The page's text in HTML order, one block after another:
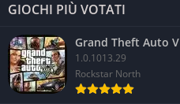
GIOCHI PIÙ VOTATI
Grand Theft Auto V
1.0.1013.29
Rockstar North